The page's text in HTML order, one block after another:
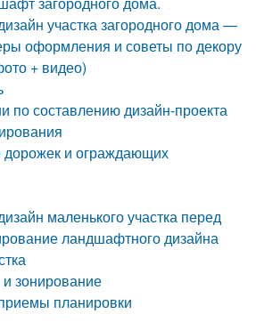
участка загородного дома —
оформления и советы по декору
+ видео)
по составлению дизайн-проекта
и ограждающих
маленького участка перед
ландшафтного дизайна
зонирование
планировки